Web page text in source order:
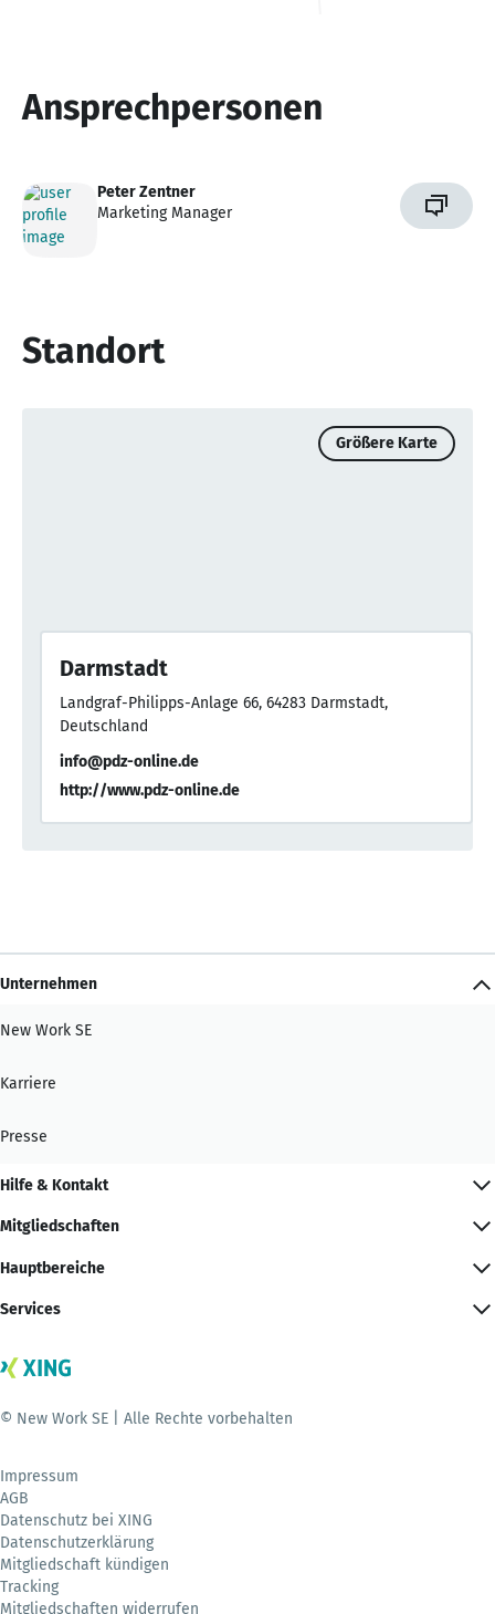
Ansprechpersonen
Peter Zentner
Marketing Manager
Standort
Größere Karte
Darmstadt
Landgraf-Philipps-Anlage 66, 64283 Darmstadt,
Deutschland
info@pdz-online.de
http://www.pdz-online.de
Unternehmen
New Work SE
Karriere
Presse
Hilfe & Kontakt
Mitgliedschaften
Hauptbereiche
Services
© New Work SE | Alle Rechte vorbehalten
Impressum
AGB
Datenschutz bei XING
Datenschutzerklärung
Mitgliedschaft kündigen
Tracking
Mitgliedschaften widerrufen